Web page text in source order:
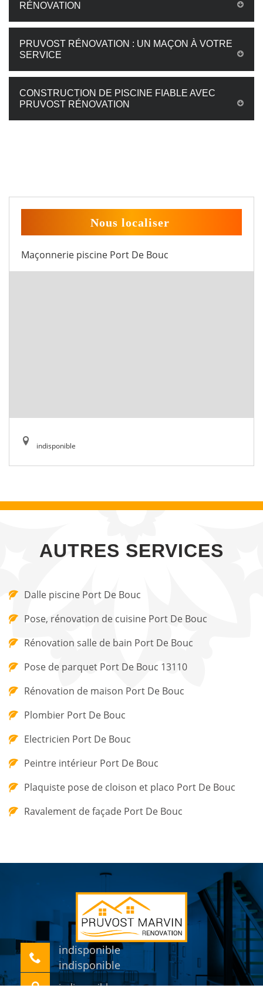
RÉNOVATION
PRUVOST RÉNOVATION : UN MAÇON À VOTRE
SERVICE
CONSTRUCTION DE PISCINE FIABLE AVEC
PRUVOST RÉNOVATION
Nous localiser
Maçonnerie piscine Port De Bouc
indisponible
AUTRES SERVICES
Dalle piscine Port De Bouc
Pose, rénovation de cuisine Port De Bouc
Rénovation salle de bain Port De Bouc
Pose de parquet Port De Bouc 13110
Rénovation de maison Port De Bouc
Plombier Port De Bouc
Electricien Port De Bouc
Peintre intérieur Port De Bouc
Plaquiste pose de cloison et placo Port De Bouc
Ravalement de façade Port De Bouc
indisponible
indisponible
indisponible